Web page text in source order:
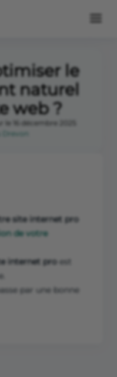
le
naturel
web ?
le 16 décembre 2025
Drevon
site internet pro
de votre
internet pro est
par une bonne